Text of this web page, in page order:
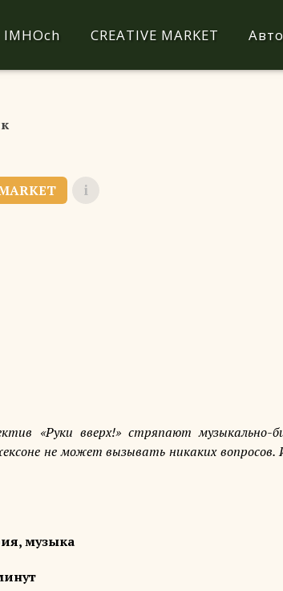
IMHOch CREATIVE MARKET
«Руки вверх!» стряпают музыкально-
не может вызывать никаких
музыка